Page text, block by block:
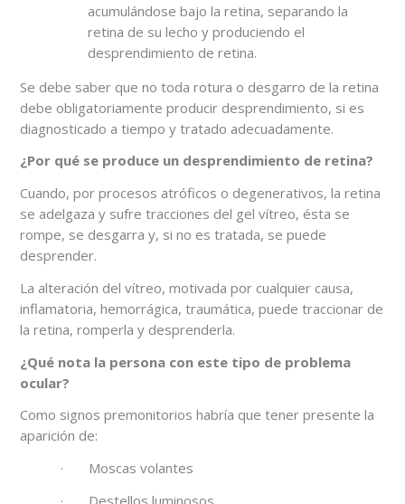
acumulándose bajo la retina, separando la
retina de su lecho y produciendo el
desprendimiento de retina.
Se debe saber que no toda rotura o desgarro de la retina
debe obligatoriamente producir desprendimiento, si es
diagnosticado a tiempo y tratado adecuadamente.
¿Por qué se produce un desprendimiento de retina?
Cuando, por procesos atróficos o degenerativos, la retina
se adelgaza y sufre tracciones del gel vítreo, ésta se
rompe, se desgarra y, si no es tratada, se puede
desprender.
La alteración del vítreo, motivada por cualquier causa,
inflamatoria, hemorrágica, traumática, puede traccionar de
la retina, romperla y desprenderla.
¿Qué nota la persona con este tipo de problema
ocular?
Como signos premonitorios habría que tener presente la
aparición de:
· Moscas volantes
· Destellos luminosos